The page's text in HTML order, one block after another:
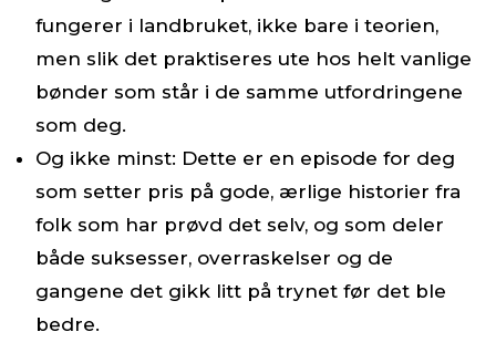
fungerer i landbruket, ikke bare i teorien,
men slik det praktiseres ute hos helt vanlige
bønder som står i de samme utfordringene
som deg.
Og ikke minst: Dette er en episode for deg
som setter pris på gode, ærlige historier fra
folk som har prøvd det selv, og som deler
både suksesser, overraskelser og de
gangene det gikk litt på trynet før det ble
bedre.